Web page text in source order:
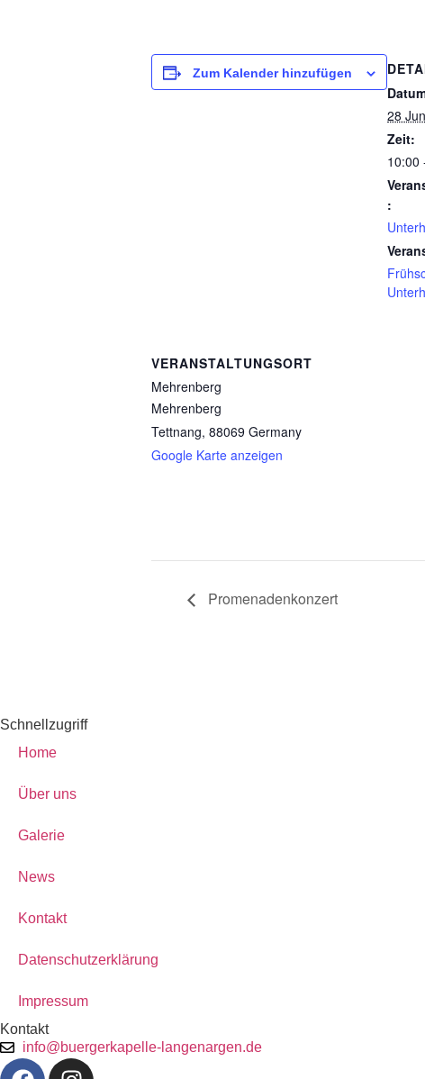
Zum Kalender hinzufügen
28
Zeit:
10:00
:
VERANSTALTUNGSORT
Mehrenberg
Mehrenberg
Tettnang, 88069 Germany
Google Karte anzeigen
Promenadenkonzert
Schnellzugriff
Home
Über uns
Galerie
News
Kontakt
Datenschutzerklärung
Impressum
Kontakt
info@buergerkapelle-langenargen.de